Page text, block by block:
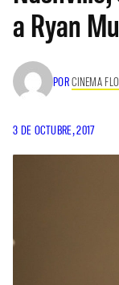
a Ryan
PORCINEMA
3 DE OCTUBRE, 2017